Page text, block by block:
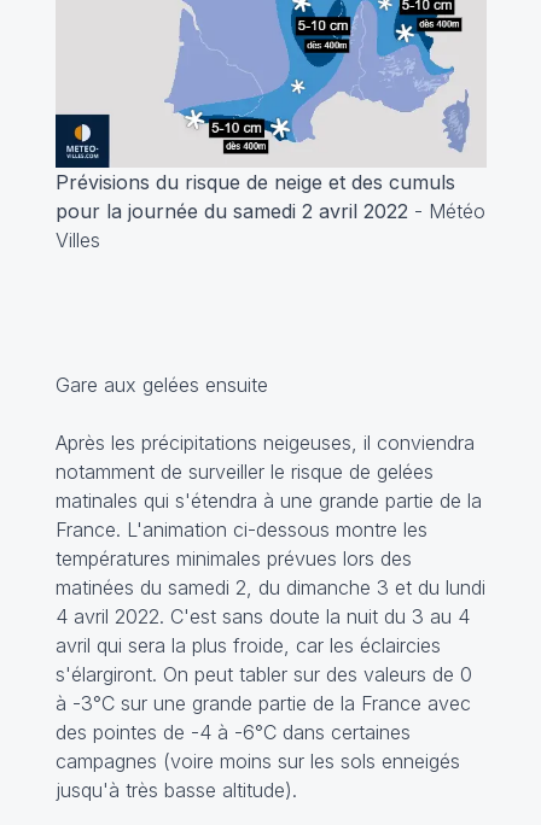
Prévisions du risque de neige et des cumuls
pour la journée du samedi 2 avril 2022 - Météo
Villes
Gare aux gelées ensuite
Après les précipitations neigeuses, il conviendra
notamment de surveiller le risque de gelées
matinales qui s'étendra à une grande partie de la
France. L'animation ci-dessous montre les
températures minimales prévues lors des
matinées du samedi 2, du dimanche 3 et du lundi
4 avril 2022. C'est sans doute la nuit du 3 au 4
avril qui sera la plus froide, car les éclaircies
s'élargiront. On peut tabler sur des valeurs de 0
à -3°C sur une grande partie de la France avec
des pointes de -4 à -6°C dans certaines
campagnes (voire moins sur les sols enneigés
jusqu'à très basse altitude).